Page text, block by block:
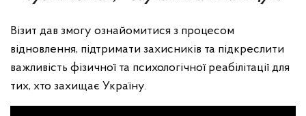
Візит дав змогу ознайомитися з процесом
відновлення, підтримати захисників та підкреслити
важливість фізичної та психологічної реабілітації для
тих, хто захищає Україну.